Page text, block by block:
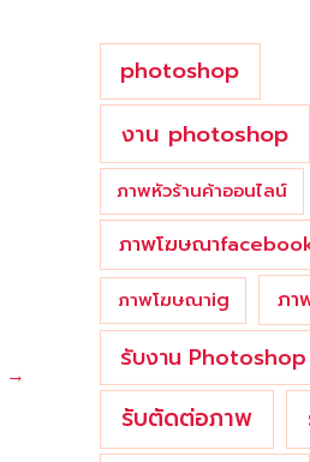
→
photoshop
งาน photoshop
ภาพหัวร้านค้าออนไลน์
ภาพโฆษณา
ภาพโฆษณาig ภา
รับงาน Photoshop
รับตัดต่อภาพ